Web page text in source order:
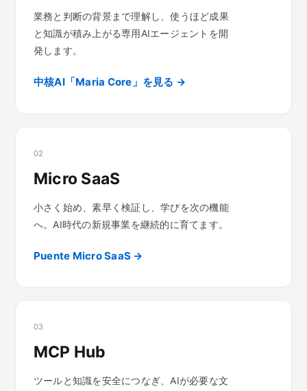
業務と判断の背景まで理解し、使うほど成果
と知識が積み上がる専用AIエージェントを開
発します。
中核AI「Maria Core」を見る →
02
Micro SaaS
小さく始め、素早く検証し、学びを次の機能
へ。AI時代の新規事業を継続的に育てます。
Puente Micro SaaS →
03
MCP Hub
ツールと知識を安全につなぎ、AIが必要な文